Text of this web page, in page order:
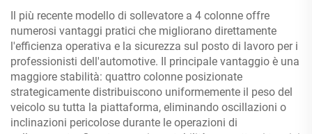
Il più recente modello di sollevatore a 4 colonne offre
numerosi vantaggi pratici che migliorano direttamente
l'efficienza operativa e la sicurezza sul posto di lavoro per i
professionisti dell'automotive. Il principale vantaggio è una
maggiore stabilità: quattro colonne posizionate
strategicamente distribuiscono uniformemente il peso del
veicolo su tutta la piattaforma, eliminando oscillazioni o
inclinazioni pericolose durante le operazioni di